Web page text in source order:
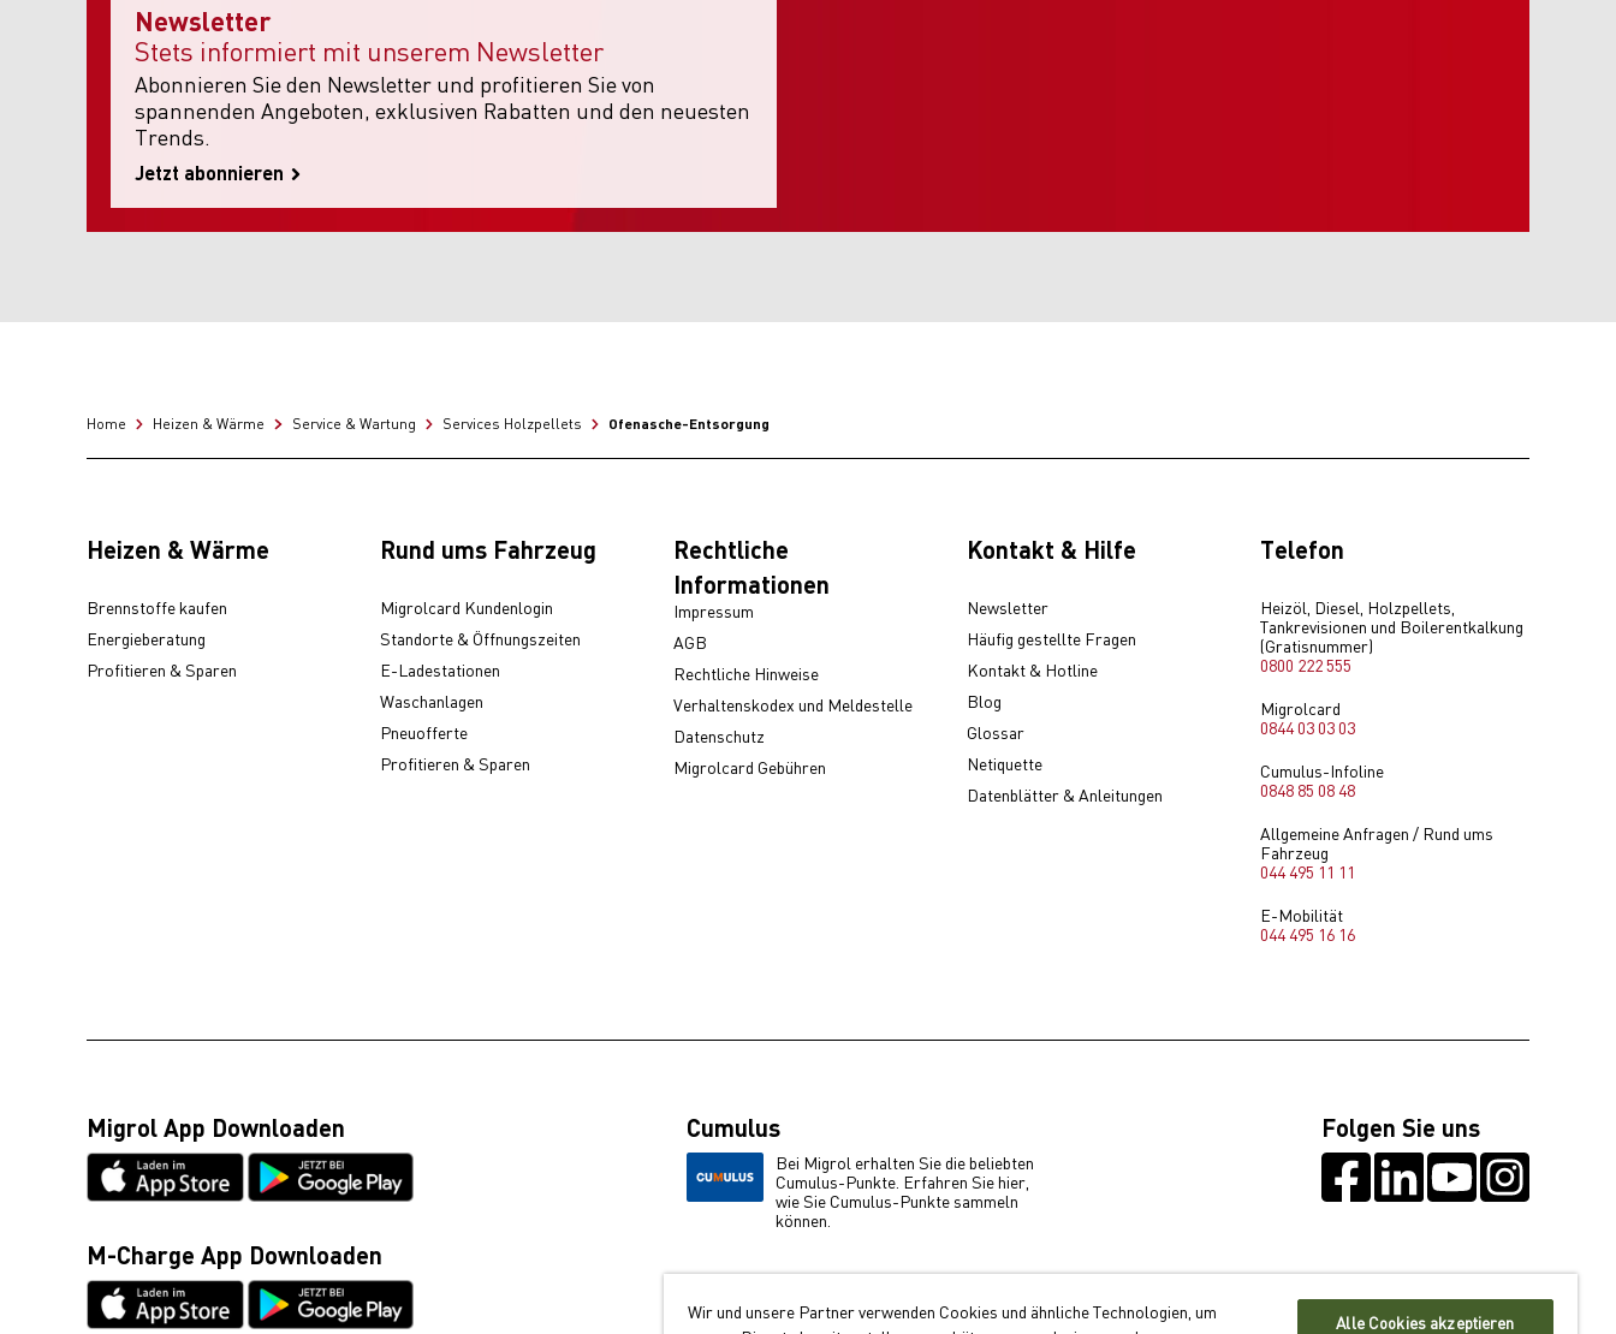
Newsletter
Stets informiert mit unserem Newsletter
Abonnieren Sie den Newsletter und profitieren Sie von
spannenden Angeboten, exklusiven Rabatten und den neuesten
Trends.
Jetzt abonnieren
Home Heizen & Wärme Service & Wartung Services Holzpellets Ofenasche-Entsorgung
Heizen & Wärme
Brennstoffe kaufen
Energieberatung
Profitieren & Sparen
Rund ums Fahrzeug
Migrolcard Kundenlogin
Standorte & Öffnungszeiten
E-Ladestationen
Waschanlagen
Pneuofferte
Profitieren & Sparen
Rechtliche
Informationen
Impressum
AGB
Rechtliche Hinweise
Verhaltenskodex und Meldestelle
Datenschutz
Migrolcard Gebühren
Kontakt & Hilfe
Newsletter
Häufig gestellte Fragen
Kontakt & Hotline
Blog
Glossar
Netiquette
Datenblätter & Anleitungen
Telefon
Heizöl, Diesel, Holzpellets,
Tankrevisionen und Boilerentkalkung
(Gratisnummer)
0800 222 555
Migrolcard
0844 03 03 03
Cumulus-Infoline
0848 85 08 48
Allgemeine Anfragen / Rund ums
Fahrzeug
044 495 11 11
E-Mobilität
044 495 16 16
Migrol App Downloaden
M-Charge App Downloaden
Cumulus
Bei Migrol erhalten Sie die beliebten
Cumulus-Punkte. Erfahren Sie hier,
wie Sie Cumulus-Punkte sammeln
können.
Folgen Sie uns
Wir und unsere Partner verwenden Cookies und ähnliche Technologien, um
Alle Cookies akzeptieren